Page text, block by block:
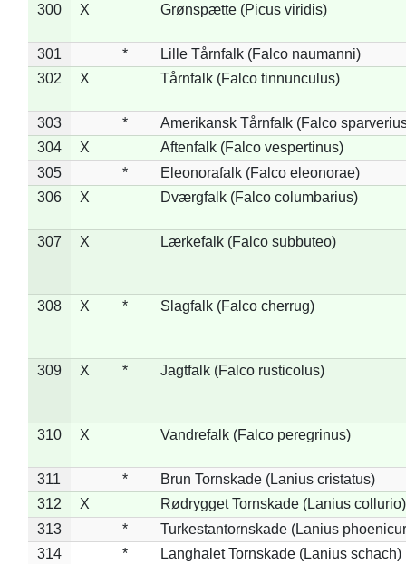
300 X Grønspætte (Picus viridis)
301 *
Lille Tårnfalk (Falco naumanni)
302
X Tårnfalk (Falco tinnunculus)
303 *
Amerikansk Tårnfalk (Falco
304
X
Aftenfalk (Falco vespertinus)
305
*
Eleonorafalk (Falco eleonorae)
306
X Dværgfalk (Falco columbarius)
307 X Lærkefalk (Falco subbuteo)
308 X * Slagfalk (Falco cherrug)
309 X * Jagtfalk (Falco rusticolus)
310 X Vandrefalk (Falco peregrinus)
311 *
Brun Tornskade (Lanius cristatus)
312
X
Rødrygget Tornskade (Lanius collurio)
313
*
Turkestantornskade (Lanius
314
*
Langhalet Tornskade (Lanius schach)